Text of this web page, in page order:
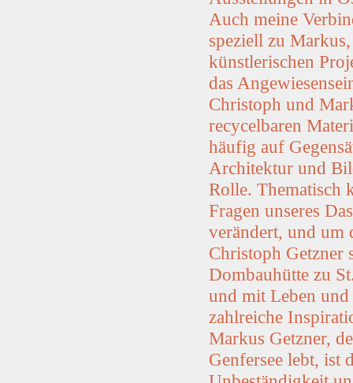
Auch meine
speziell zu
künstlerischen
das
Christoph und
recycelbaren
häufig auf
Architektur und
Rolle. Thematisch
Fragen unseres
verändert, und um
Christoph Getzner
Dombauhütte zu
und mit Leben
zahlreiche
Markus Getzner,
Genfersee lebt, ist